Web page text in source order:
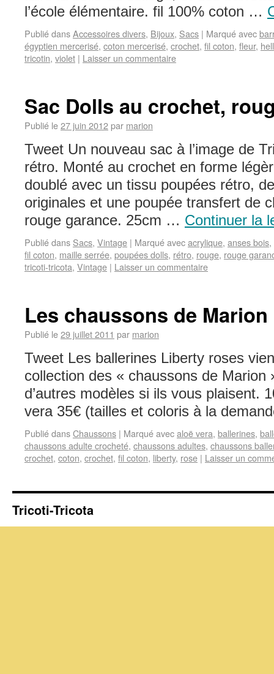
l’école élémentaire. fil 100% coton …
Publié dansAccessoires divers, Bijoux, Sacs | Marqué avec
égyptien mercerisé, coton mercerisé, crochet, fil coton, fleur,
tricotin, violet | Laisser un commentaire
Sac Dolls au crochet,
Publié le27 juin 2012par marion
Tweet Un nouveau sac à l’image de
rétro. Monté au crochet en forme
doublé avec un tissu poupées rétro,
originales et une poupée transfert de
rouge garance. 25cm … Continuer la
Publié dans Sacs, Vintage | Marqué avecacrylique, anses bois,
fil coton, maille serrée, poupées dolls, rétro, rouge, rouge
tricoti-tricota, Vintage | Laisser un commentaire
Les chaussons de
Publié le29 juillet 2011 par marion
Tweet Les ballerines Liberty roses
collection des « chaussons de Marion
d’autres modèles si ils vous plaisent.
vera 35€ (tailles et coloris à la
Publié dansChaussons | Marqué avecaloë vera, ballerines,
chaussons adulte crocheté, chaussons adultes, chaussons
crochet, coton, crochet, fil coton, liberty, rose | Laisser un
Tricoti-Tricota